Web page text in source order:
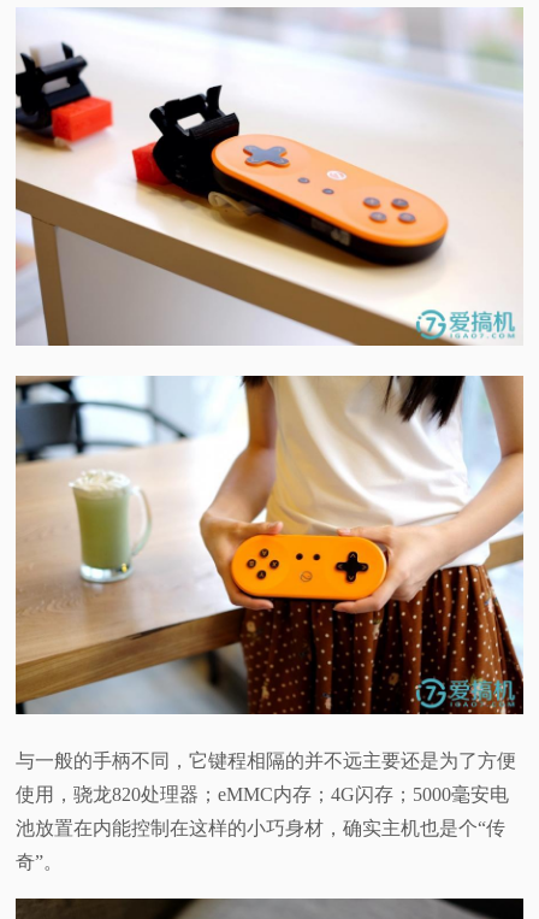
与一般的手柄不同，它键程相隔的并不远主要还是为了方便
使用，骁龙820处理器；eMMC内存；4G闪存；5000毫安电
池放置在内能控制在这样的小巧身材，确实主机也是个“传
奇”。